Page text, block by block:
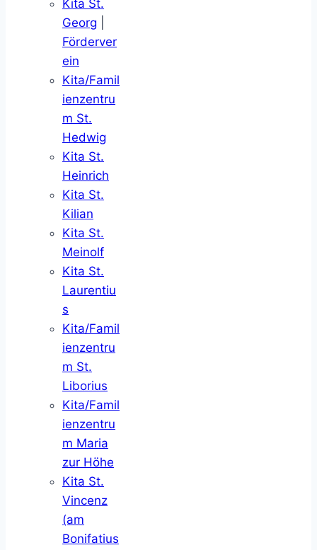
Kita St.
Georg
Förderver
ein
Kita/Famil
ienzentru
m St.
Hedwig
Kita St.
Heinrich
Kita St.
Kilian
Kita St.
Meinolf
Kita St.
Laurentiu
s
Kita/Famil
ienzentru
m St.
Liborius
Kita/Famil
ienzentru
m Maria
zur Höhe
Kita St.
Vincenz
(am
Bonifatius